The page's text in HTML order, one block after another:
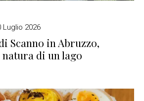
Luglio 2026
Scanno in Abruzzo,
di un lago